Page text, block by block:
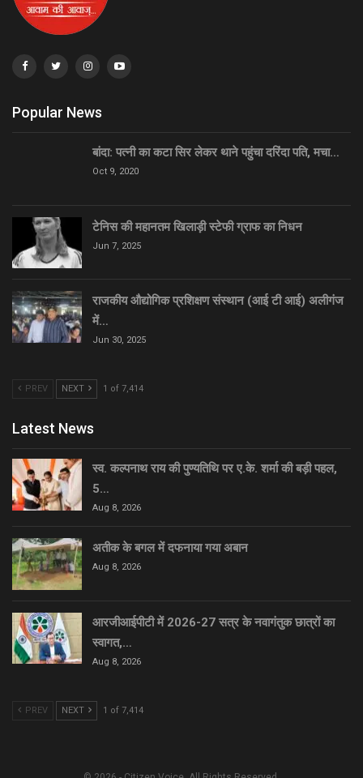
Popular News
बांदा: पत्नी का कटा सिर लेकर थाने पहुंचा दरिंदा पति, मचा…
Oct 9, 2020
टेनिस की महानतम खिलाड़ी स्टेफी ग्राफ का निधन
Jun 7, 2025
राजकीय औद्योगिक प्रशिक्षण संस्थान (आई टी आई) अलीगंज
में…
Jun 30, 2025
PREV NEXT 1 of 7,414
Latest News
स्व. कल्पनाथ राय की पुण्यतिथि पर ए.के. शर्मा की बड़ी पहल,
5…
Aug 8, 2026
अतीक के बगल में दफनाया गया अबान
Aug 8, 2026
आरजीआईपीटी में 2026-27 सत्र के नवागंतुक छात्रों का
स्वागत,…
Aug 8, 2026
PREV NEXT 1 of 7,414